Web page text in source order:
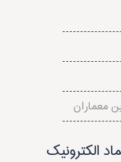
الکترونیک